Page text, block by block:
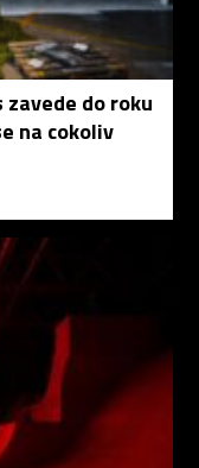
do roku
na cokoliv